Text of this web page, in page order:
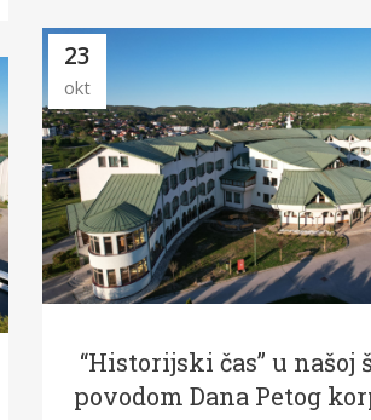
23
okt
“Historijski čas” u našoj
povodom Dana Petog